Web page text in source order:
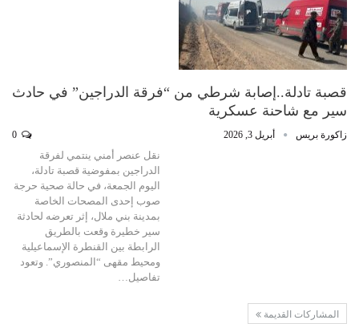
قصبة تادلة..إصابة شرطي من “فرقة الدراجين” في حادث
سير مع شاحنة عسكرية
زاكورة بريس أبريل 3, 2026
نقل عنصر أمني ينتمي لفرقة
الدراجين بمفوضية قصبة تادلة،
اليوم الجمعة، في حالة صحية حرجة
صوب إحدى المصحات الخاصة
بمدينة بني ملال، إثر تعرضه لحادثة
سير خطيرة وقعت بالطريق
الرابطة بين القنطرة الإسماعيلية
ومحيط مقهى “المنصوري”. وتعود
تفاصيل…
المشاركات القديمة